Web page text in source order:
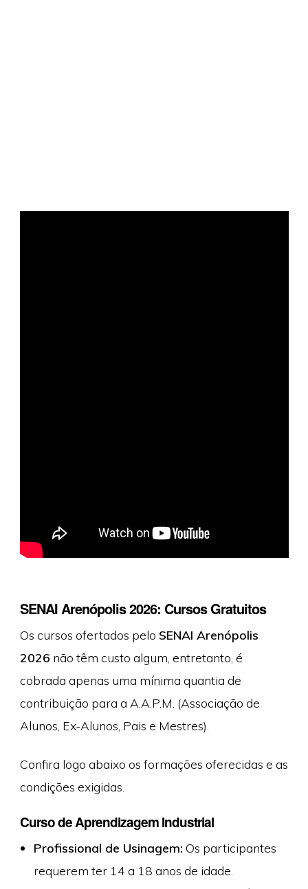
SENAI Arenópolis 2026: Cursos Gratuitos
Os cursos ofertados pelo SENAI Arenópolis
2026 não têm custo algum, entretanto, é
cobrada apenas uma mínima quantia de
contribuição para a A.A.P.M. (Associação de
Alunos, Ex-Alunos, Pais e Mestres).
Confira logo abaixo os formações oferecidas e as
condições exigidas.
Curso de Aprendizagem Industrial
Profissional de Usinagem: Os participantes
requerem ter 14 a 18 anos de idade.